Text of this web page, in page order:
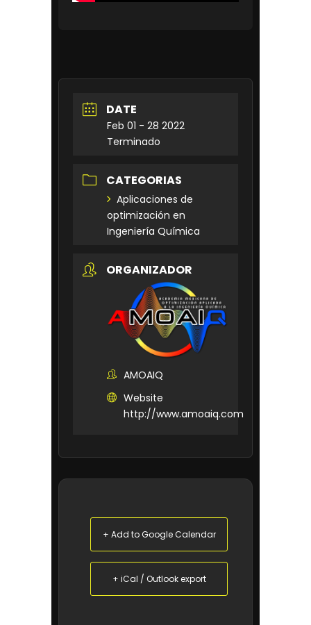
DATE
Feb 01 - 28 2022
Terminado
CATEGORIAS
Aplicaciones de
optimización en
Ingeniería Química
ORGANIZADOR
AMOAIQ
Website
http://www.amoaiq.com
+ Add to Google Calendar
+ iCal / Outlook export